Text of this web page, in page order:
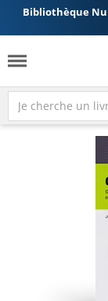
Bibliothèque